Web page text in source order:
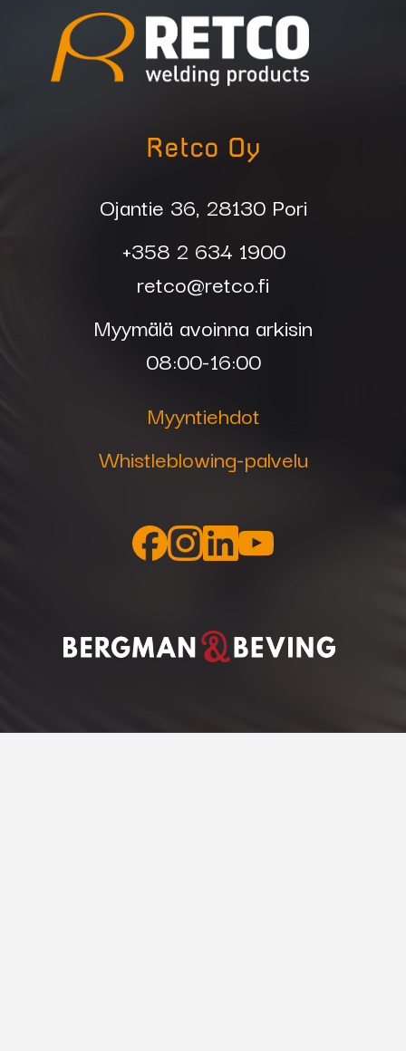
Retco Oy
Ojantie 36, 28130 Pori
+358 2 634 1900
retco@retco.fi
Myymälä avoinna arkisin
08:00-16:00
Myyntiehdot
Whistleblowing-palvelu